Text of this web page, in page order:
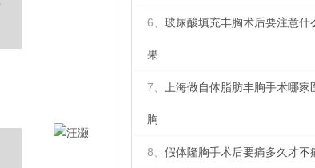
6、 玻尿酸填充丰胸术后要注意什
果
7、 上海做自体脂肪丰胸手术哪家
胸
8、 假体隆胸手术后要痛多久才不